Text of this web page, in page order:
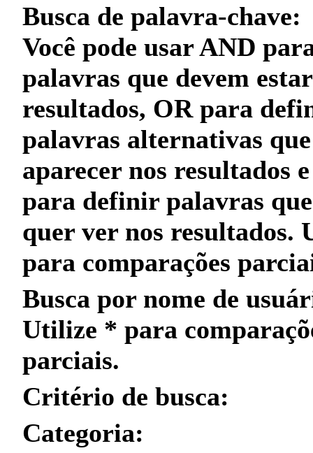
Busca de palavra-chave:
Você pode usarAND
palavras que devem
resultados, ORpara
palavras alternativas
aparecer nos resultados
para definir palavras
quer ver nos resultados.
para comparações
Busca por nome de
Utilize * para
parciais.
Critério de busca:
Categoria: